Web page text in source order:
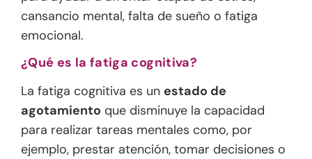
cansancio mental, falta de sueño o fatiga
emocional.
¿Qué es la fatiga cognitiva?
La fatiga cognitiva es un estado de
agotamiento que disminuye la capacidad
para realizar tareas mentales como, por
ejemplo, prestar atención, tomar decisiones o